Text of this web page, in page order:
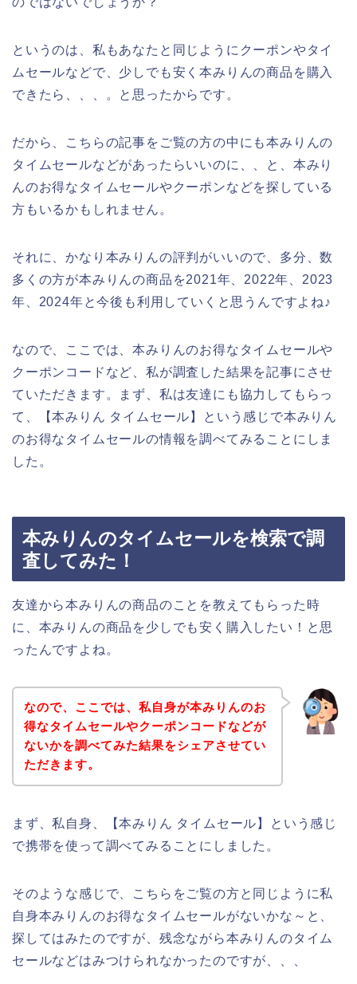
というのは、私もあなたと同じようにクーポンやタイ
ムセールなどで、少しでも安く本みりんの商品を購入
できたら、、、。と思ったからです。
だから、こちらの記事をご覧の方の中にも本みりんの
タイムセールなどがあったらいいのに、、と、本みり
んのお得なタイムセールやクーポンなどを探している
方もいるかもしれません。
それに、かなり本みりんの評判がいいので、多分、数
多くの方が本みりんの商品を2021年、2022年、2023
年、2024年と今後も利用していくと思うんですよね♪
なので、ここでは、本みりんのお得なタイムセールや
クーポンコードなど、私が調査した結果を記事にさせ
ていただきます。まず、私は友達にも協力してもらっ
て、【本みりん タイムセール】という感じで本みりん
のお得なタイムセールの情報を調べてみることにしま
した。
本みりんのタイムセールを検索で調
査してみた！
友達から本みりんの商品のことを教えてもらった時
に、本みりんの商品を少しでも安く購入したい！と思
ったんですよね。
なので、ここでは、私自身が本みりんのお
得なタイムセールやクーポンコードなどが
ないかを調べてみた結果をシェアさせてい
ただきます。
まず、私自身、【本みりん タイムセール】という感じ
で携帯を使って調べてみることにしました。
そのような感じで、こちらをご覧の方と同じように私
自身本みりんのお得なタイムセールがないかな～と、
探してはみたのですが、残念ながら本みりんのタイム
セールなどはみつけられなかったのですが、、、